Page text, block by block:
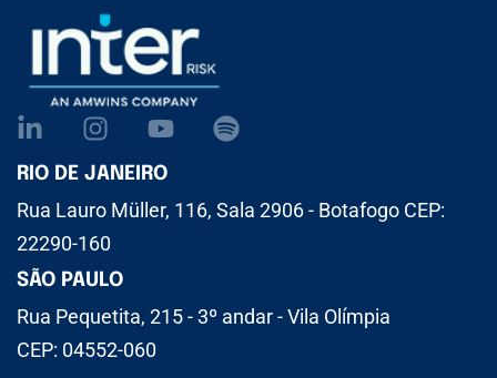
RIO DE JANEIRO
Rua Lauro Müller, 116, Sala 2906 - Botafogo CEP:
22290-160
SÃO PAULO
Rua Pequetita, 215 - 3º andar - Vila Olímpia
CEP: 04552-060